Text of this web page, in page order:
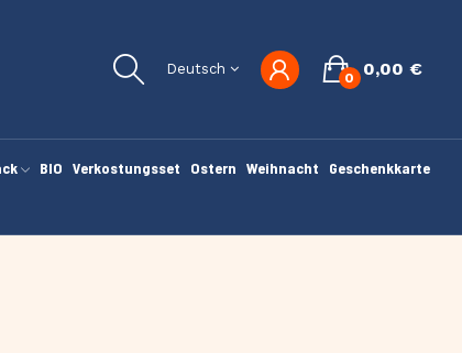
Deutsch 0,00 €
0
BIO Verkostungsset Ostern Weihnacht
Geschenkkarte